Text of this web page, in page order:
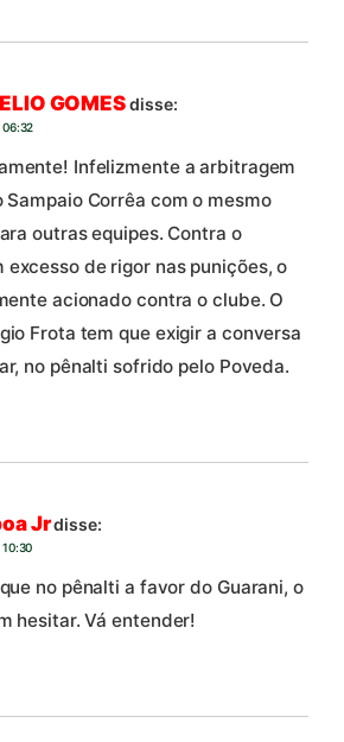
GOMESdisse:
Infelizmente a arbitragem
Sampaio Corrêa com o mesmo
outras equipes. Contra o
excesso de rigor nas punições, o
acionado contra o clube. O
Frota tem que exigir a conversa
no pênalti sofrido pelo Poveda.
Jrdisse:
no pênalti a favor do Guarani, o
hesitar. Vá entender!